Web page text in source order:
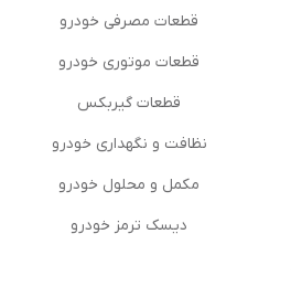
قطعات مصرفی خودرو
قطعات موتوری خودرو
قطعات گیربکس
نظافت و نگهداری خودرو
مكمل و محلول خودرو
دیسک ترمز خودرو